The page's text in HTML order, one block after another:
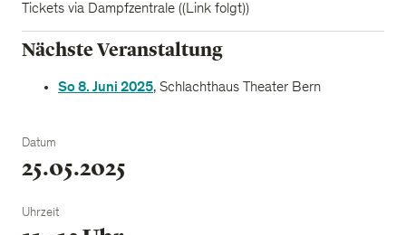
Tickets via Dampfzentrale ((Link folgt))
Nächste Veranstaltung
So 8. Juni 2025, Schlachthaus Theater Bern
Datum
25.05.2025
Uhrzeit